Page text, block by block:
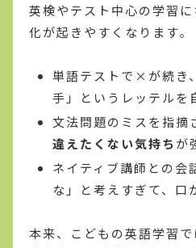
英検やテスト中心の学習
化が起きやすくなります。
単語テストで×が続き
手」というレッテルを
文法問題のミスを指摘
違えたくない気持ち が
ネイティブ講師との会
な」と考えすぎて、口
本来、こどもの英語学習